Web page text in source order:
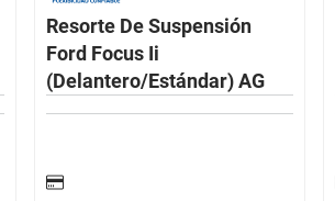
Resorte De Suspensión
Ford Focus Ii
(Delantero/Estándar) AG